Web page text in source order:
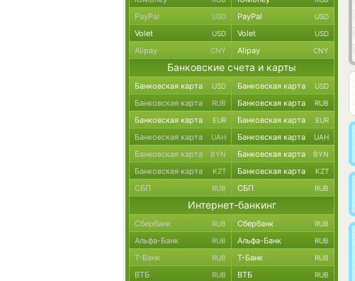
PayPal USD PayPal USD
Volet USD Volet USD
Alipay CNY Alipay CNY
Банковские счета и карты
Банковская карта USD Банковская карта USD
Банковская карта RUB Банковская карта RUB
Банковская карта EUR Банковская карта EUR
Банковская карта UAH Банковская карта UAH
Банковская карта BYN Банковская карта BYN
Банковская карта KZT Банковская карта KZT
СБП RUB СБП RUB
Интернет-банкинг
Сбербанк RUB Сбербанк RUB
Альфа-Банк RUB Альфа-Банк RUB
Т-Банк RUB Т-Банк RUB
ВТБ RUB ВТБ RUB